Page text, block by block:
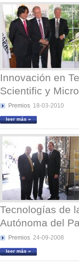
Innovación en
Scientific y
Premios 18-03-2010
leer más »
Tecnologías de
Autónoma del
Premios 24-09-2008
leer más »